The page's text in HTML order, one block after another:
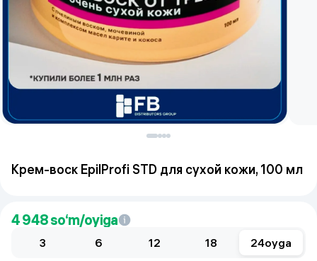
Крем-воск EpilProfi STD для сухой кожи, 100 мл
4 948so‘m/oyiga
3 6 12 18 24oyga